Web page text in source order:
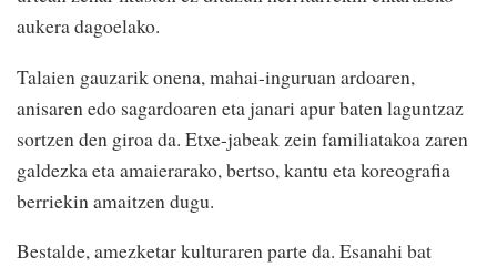
aukera dagoelako.
Talaien gauzarik onena, mahai-inguruan ardoaren,
anisaren edo sagardoaren eta janari apur baten laguntzaz
sortzen den giroa da. Etxe-jabeak zein familiatakoa zaren
galdezka eta amaierarako, bertso, kantu eta koreografia
berriekin amaitzen dugu.
Bestalde, amezketar kulturaren parte da. Esanahi bat